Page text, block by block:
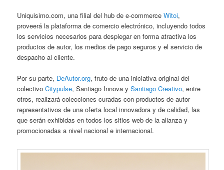
Uniquisimo.com, una filial del hub de e-commerceWitoi,
proveerá la plataforma de comercio electrónico, incluyendo todos
los servicios necesarios para desplegar en forma atractiva los
productos de autor, los medios de pago seguros y el servicio de
despacho al cliente.
Por su parte, DeAutor.org, fruto de una iniciativa original del
colectivoCitypulse, Santiago Innova ySantiago Creativo, entre
otros, realizará colecciones curadas con productos de autor
representativos de una oferta local innovadora y de calidad, las
que serán exhibidas en todos los sitios web de la alianza y
promocionadas a nivel nacional e internacional.